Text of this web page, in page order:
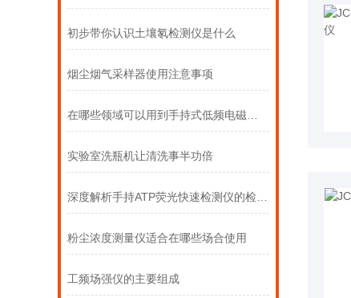
初步带你认识土壤氡检测仪是什么
烟尘烟气采样器使用注意事项
实验室洗瓶机让清洗事半功倍
粉尘浓度测量仪适合在哪些场合使用
工频场强仪的主要组成